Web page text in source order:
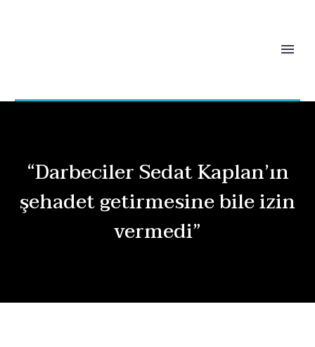
“Darbeciler Sedat Kaplan’ın
şehadet getirmesine bile izin
vermedi”